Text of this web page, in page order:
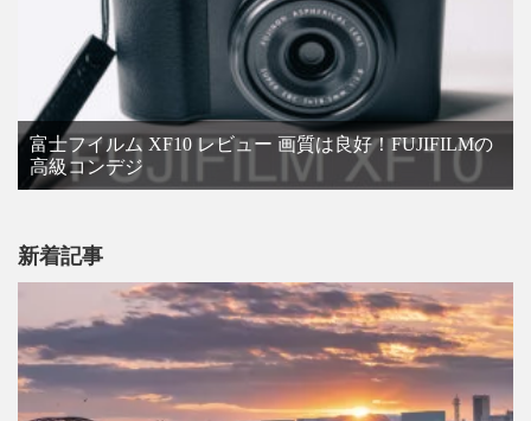
富士フイルム XF10 レビュー 画質は良好！FUJIFILMの
高級コンデジ
新着記事